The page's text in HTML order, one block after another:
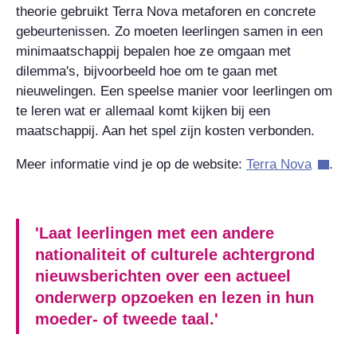
theorie gebruikt Terra Nova metaforen en concrete
gebeurtenissen. Zo moeten leerlingen samen in een
minimaatschappij bepalen hoe ze omgaan met
dilemma's, bijvoorbeeld hoe om te gaan met
nieuwelingen. Een speelse manier voor leerlingen om
te leren wat er allemaal komt kijken bij een
maatschappij. Aan het spel zijn kosten verbonden.
Meer informatie vind je op de website: Terra Nova .
'Laat leerlingen met een andere
nationaliteit of culturele achtergrond
nieuwsberichten over een actueel
onderwerp opzoeken en lezen in hun
moeder- of tweede taal.'